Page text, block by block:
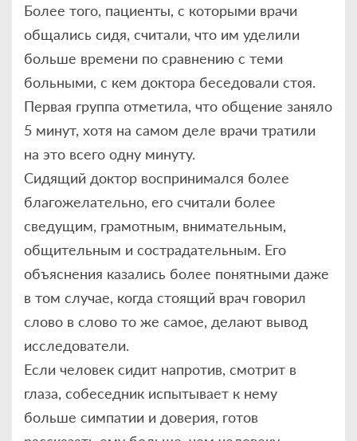
Более того, пациенты, с которыми врачи
общались сидя, считали, что им уделили
больше времени по сравнению с теми
больными, с кем доктора беседовали стоя.
Первая группа отметила, что общение заняло
5 минут, хотя на самом деле врачи тратили
на это всего одну минуту.
Сидящий доктор воспринимался более
благожелательно, его считали более
сведущим, грамотным, внимательным,
общительным и сострадательным. Его
объяснения казались более понятными даже
в том случае, когда стоящий врач говорил
слово в слово то же самое, делают вывод
исследователи.
Если человек сидит напротив, смотрит в
глаза, собеседник испытывает к нему
больше симпатии и доверия, готов